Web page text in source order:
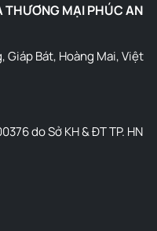
THƯƠNG MẠI PHÚC AN
Giáp Bát, Hoàng Mai, Việt
do Sở KH & ĐT TP. HN